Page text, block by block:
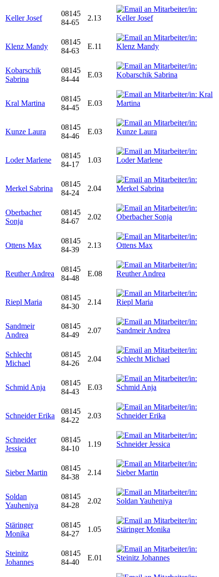
Keller Josef
08145
84-65
2.13
Klenz Mandy
08145
84-63
E.11
Kobarschik
Sabrina
08145
84-44
E.03
Kral Martina
08145
84-45
E.03
Kunze Laura
08145
84-46
E.03
Loder Marlene
08145
84-17
1.03
Merkel Sabrina
08145
84-24
2.04
Oberbacher
Sonja
08145
84-67
2.02
Ottens Max
08145
84-39
2.13
Reuther Andrea
08145
84-48
E.08
Riepl Maria
08145
84-30
2.14
Sandmeir
Andrea
08145
84-49
2.07
Schlecht
Michael
08145
84-26
2.04
Schmid Anja
08145
84-43
E.03
Schneider Erika
08145
84-22
2.03
Schneider
Jessica
08145
84-10
1.19
Sieber Martin
08145
84-38
2.14
Soldan
Yauheniya
08145
84-28
2.02
Stäringer
Monika
08145
84-27
1.05
Steinitz
Johannes
08145
84-40
E.01